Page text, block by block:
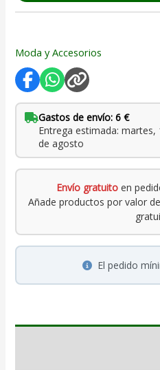
Moda y Accesorios
Gastos de envío: 6 €
Entrega estimada:
de agosto
Envío gratuito en
Añade productos por valor de
El pedido